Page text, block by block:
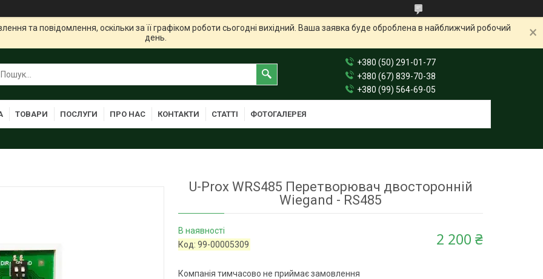
та повідомлення, оскільки за її графіком роботи сьогодні вихідний. Ваша заявка буде оброблена в найближчий робочий
день.
+380 (50) 291-01-77
+380 (67) 839-70-38
+380 (99) 564-69-05
ТОВАРИ ПОСЛУГИ ПРО НАС КОНТАКТИ СТАТТІ ФОТОГАЛЕРЕЯ
U-Prox WRS485 Перетворювач двосторонній
Wiegand - RS485
В наявності
Код:99-00005309 2 200 ₴
Компанія тимчасово не приймає замовлення